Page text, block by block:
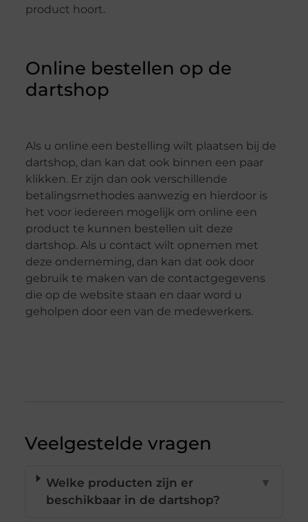
product hoort.
Online bestellen op de
dartshop
Als u online een bestelling wilt plaatsen bij de
dartshop, dan kan dat ook binnen een paar
klikken. Er zijn dan ook verschillende
betalingsmethodes aanwezig en hierdoor is
het voor iedereen mogelijk om online een
product te kunnen bestellen uit deze
dartshop. Als u contact wilt opnemen met
deze onderneming, dan kan dat ook door
gebruik te maken van de contactgegevens
die op de website staan en daar word u
geholpen door een van de medewerkers.
Veelgestelde vragen
Welke producten zijn er
beschikbaar in de dartshop?
▼